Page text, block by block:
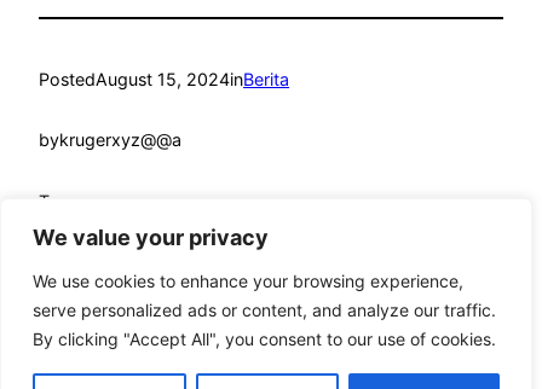
We value your privacy
We use cookies to enhance your browsing experience,
serve personalized ads or content, and analyze our traffic.
By clicking "Accept All", you consent to our use of cookies.
PostedAugust 15, 2024inBerita
bykrugerxyz@@a
Tags:
mandmcoach.comProudly powered byWordPress